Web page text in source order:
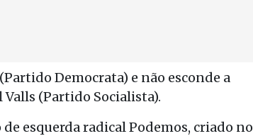
Democrata) e não esconde a
(Partido Socialista).
esquerda radical Podemos, criado no